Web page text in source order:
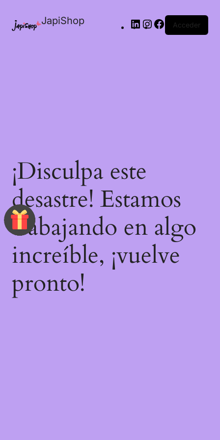
JapiShop Acceder
¡Disculpa este
desastre! Estamos
trabajando en algo
increíble, ¡vuelve
pronto!